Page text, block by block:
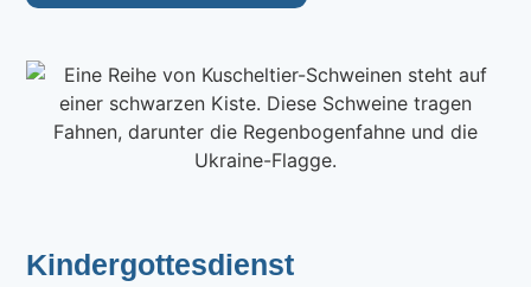
Kindergottesdienst